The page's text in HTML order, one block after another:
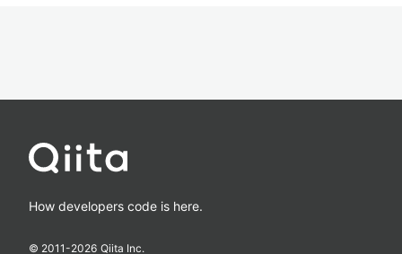
How developers code is here.
© 2011-2026 Qiita Inc.